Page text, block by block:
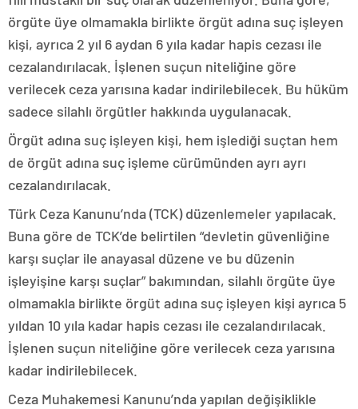
örgüte üye olmamakla birlikte örgüt adına suç işleyen
kişi, ayrıca 2 yıl 6 aydan 6 yıla kadar hapis cezası ile
cezalandırılacak. İşlenen suçun niteliğine göre
verilecek ceza yarısına kadar indirilebilecek. Bu hüküm
sadece silahlı örgütler hakkında uygulanacak.
Örgüt adına suç işleyen kişi, hem işlediği suçtan hem
de örgüt adına suç işleme cürümünden ayrı ayrı
cezalandırılacak.
Türk Ceza Kanunu’nda (TCK) düzenlemeler yapılacak.
Buna göre de TCK’de belirtilen “devletin güvenliğine
karşı suçlar ile anayasal düzene ve bu düzenin
işleyişine karşı suçlar” bakımından, silahlı örgüte üye
olmamakla birlikte örgüt adına suç işleyen kişi ayrıca 5
yıldan 10 yıla kadar hapis cezası ile cezalandırılacak.
İşlenen suçun niteliğine göre verilecek ceza yarısına
kadar indirilebilecek.
Ceza Muhakemesi Kanunu’nda yapılan değişiklikle